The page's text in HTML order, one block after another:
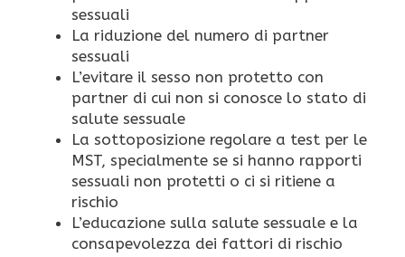
sessuali
La riduzione del numero di partner
sessuali
L’evitare il sesso non protetto con
partner di cui non si conosce lo stato di
salute sessuale
La sottoposizione regolare a test per le
MST, specialmente se si hanno rapporti
sessuali non protetti o ci si ritiene a
rischio
L’educazione sulla salute sessuale e la
consapevolezza dei fattori di rischio